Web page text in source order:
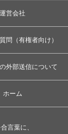
運営会社
問（有権者向け）
外部送信について
ホーム
言葉に、